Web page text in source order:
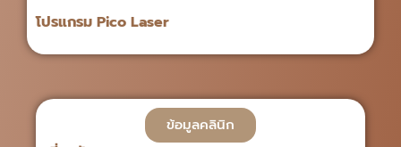
โปรแกรม Pico Laser
ข้อมูลคลินิก